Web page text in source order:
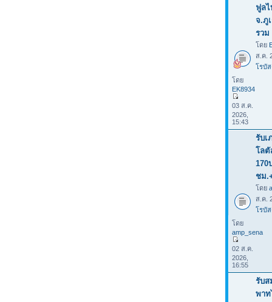
ฟูล
จ.ภู
รวม
โดย
ส.ค.
โรบั
โดย
EK8934
03 ส.ค.
2026,
15:43
รับเ
โลตั
170
ชม
โดย
ส.ค.
โรบั
โดย
amp_sena
02 ส.ค.
2026,
16:55
รับส
พาท